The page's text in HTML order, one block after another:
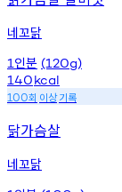
네꼬닭
1 인분 (120g)
140kcal
100회 이상기록
닭가슴살
네꼬닭